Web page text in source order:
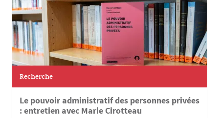
Recherche
Le pouvoir administratif des personnes privées
: entretien avec Marie Cirotteau